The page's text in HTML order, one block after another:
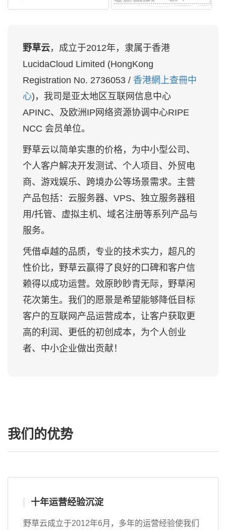
野草云，成立于2012年，隶属于香港
LucidaCloud Limited (HongKong
Registration No. 2736053 / 香港網上查冊中
心)，我司是亚太地区互联网信息中心
APINC、及欧洲IP网络资源协调中心RIPE
NCC 会员单位。
野草云以简单实惠的价格，为中小型公司、
个人客户解决开发测试、个人项目、外贸电
商、游戏娱乐、跨境办公等场景需求。主营
产品包括：云服务器、VPS、独立服务器租
用/托管、虚拟主机、域名注册等系列产品与
服务。
凭借卓越的品质，专业的技术实力，超凡的
性价比，野草云赢得了良好的口碑和客户信
赖得以成功运营。效原眇眇青无际，野草闲
花次第生。我们的愿景是希望能够降低目标
客户的互联网产品运营成本，让客户获取更
高的利润、更低的初创成本，为个人创业
者、中小企业做出贡献！
我们的优势
十年运营经验沉淀
野草云成立于2012年6月，多年的运营经验使我们